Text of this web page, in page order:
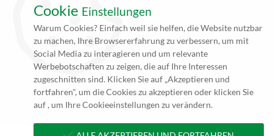
*Alle Angebote auf unseren Seiten gelten ausschließlich für
Gewerbetreibende. Alle Preisangaben auf unseren Seiten verstehen
sich daher (rein netto, zzgl. 19% MwSt.) und Versandkosten. Falls
nicht angegeben beträgt die Lieferzeit innerhalb Deutschlands ca. 4
bis 5 Werktage (5 bis 10 Werktage per Spedition) nach
Zahlungseingang und Erhalt der druckfertigen Daten.
**zzgl. Versandkosten
Cookie Einstellungen
Warum Cookies? Einfach weil sie helfen, die Website nutzbar
zu machen, Ihre Browsererfahrung zu verbessern, um mit
Social Media zu interagieren und um relevante
Werbebotschaften zu zeigen, die auf Ihre Interessen
zugeschnitten sind. Klicken Sie auf „Akzeptieren und
fortfahren", um die Cookies zu akzeptieren oder klicken Sie
auf , um Ihre Cookieeinstellungen zu verändern.